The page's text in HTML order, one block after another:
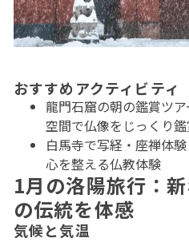
おすすめアクティビティ
龍門石窟の朝の鑑賞ツ
空間で仏像をじっくり
白馬寺で写経・座禅体
心を整える仏教体験
1月の洛陽旅行：
の伝統を体感
気候と気温